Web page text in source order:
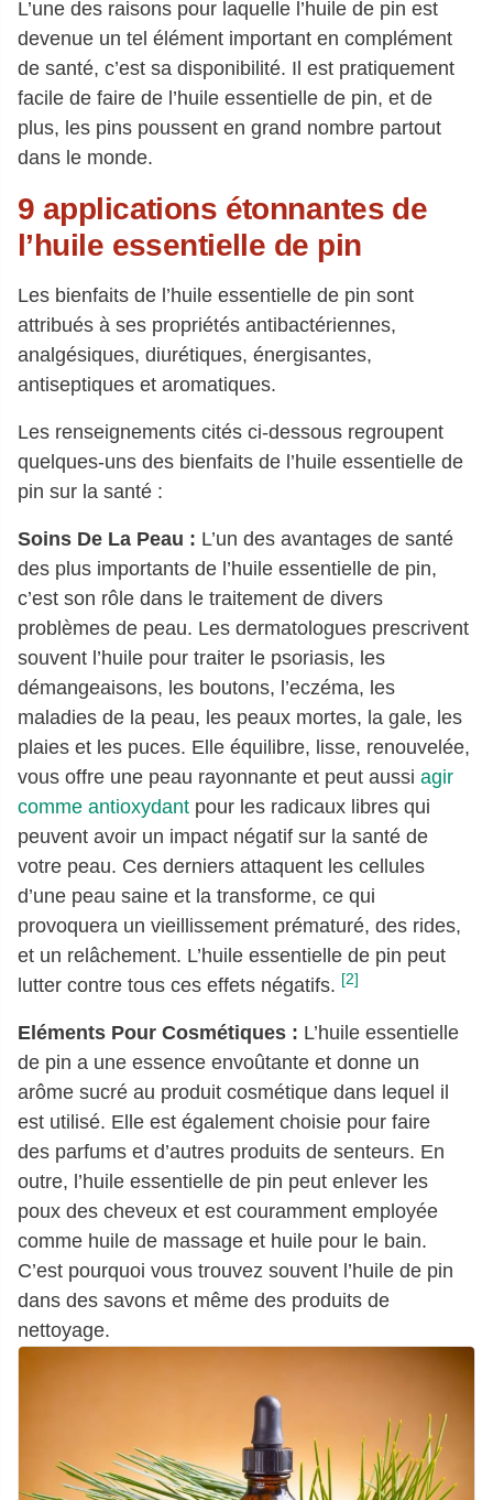
L’une des raisons pour laquelle l’huile de pin est
devenue un tel élément important en complément
de santé, c’est sa disponibilité. Il est pratiquement
facile de faire de l’huile essentielle de pin, et de
plus, les pins poussent en grand nombre partout
dans le monde.
9 applications étonnantes de
l’huile essentielle de pin
Les bienfaits de l’huile essentielle de pin sont
attribués à ses propriétés antibactériennes,
analgésiques, diurétiques, énergisantes,
antiseptiques et aromatiques.
Les renseignements cités ci-dessous regroupent
quelques-uns des bienfaits de l’huile essentielle de
pin sur la santé :
Soins De La Peau : L’un des avantages de santé
des plus importants de l’huile essentielle de pin,
c’est son rôle dans le traitement de divers
problèmes de peau. Les dermatologues prescrivent
souvent l’huile pour traiter le psoriasis, les
démangeaisons, les boutons, l’eczéma, les
maladies de la peau, les peaux mortes, la gale, les
plaies et les puces. Elle équilibre, lisse, renouvelée,
vous offre une peau rayonnante et peut aussi agir
comme antioxydant pour les radicaux libres qui
peuvent avoir un impact négatif sur la santé de
votre peau. Ces derniers attaquent les cellules
d’une peau saine et la transforme, ce qui
provoquera un vieillissement prématuré, des rides,
et un relâchement. L’huile essentielle de pin peut
lutter contre tous ces effets négatifs. [2]
Eléments Pour Cosmétiques : L’huile essentielle
de pin a une essence envoûtante et donne un
arôme sucré au produit cosmétique dans lequel il
est utilisé. Elle est également choisie pour faire
des parfums et d’autres produits de senteurs. En
outre, l’huile essentielle de pin peut enlever les
poux des cheveux et est couramment employée
comme huile de massage et huile pour le bain.
C’est pourquoi vous trouvez souvent l’huile de pin
dans des savons et même des produits de
nettoyage.